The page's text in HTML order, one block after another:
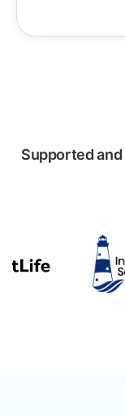
Supported